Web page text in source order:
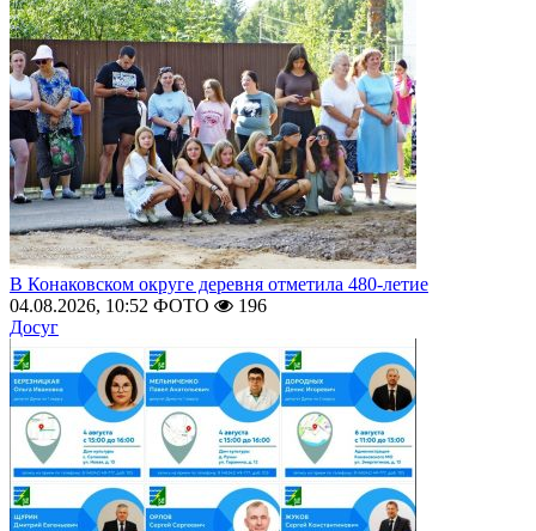
В Конаковском округе деревня отметила 480-летие
04.08.2026, 10:52 ФОТО
196
Досуг